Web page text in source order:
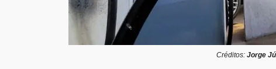
Créditos: Jorge